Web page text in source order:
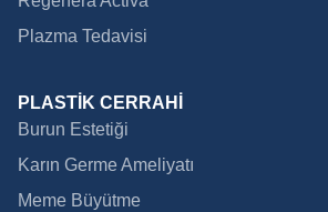
Plazma Tedavisi
PLASTİK CERRAHİ
Burun Estetiği
Karın Germe Ameliyatı
Meme Büyütme